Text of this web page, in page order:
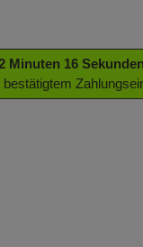
Minuten 15